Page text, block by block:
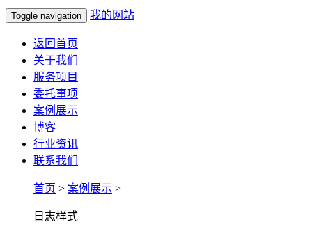
Toggle navigation 我的网站
返回首页
关于我们
服务项目
委托事项
案例展示
博客
行业资讯
联系我们
首页 > 案例展示 >
日志样式